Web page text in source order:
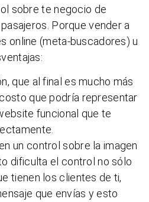
sobre te negocio de
Porque vender a
online (meta-buscadores) u
que al final es mucho más
que podría representar
funcional que te
un control sobre la imagen
dificulta el control no sólo
tienen los clientes de ti,
que envías y esto